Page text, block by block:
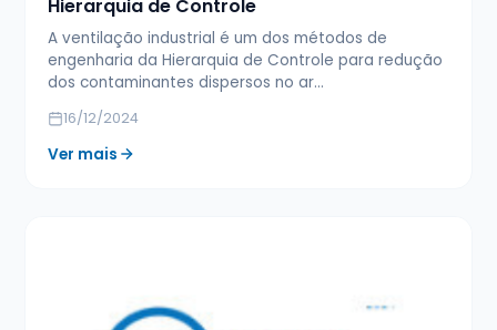
Hierarquia de Controle
A ventilação industrial é um dos métodos de
engenharia da Hierarquia de Controle para redução
dos contaminantes dispersos no ar…
16/12/2024
Ver mais